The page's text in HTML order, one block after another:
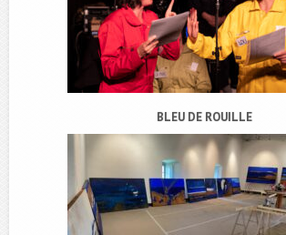
BLEU DE ROUILLE